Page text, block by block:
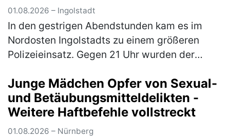
01.08.2026 – Ingolstadt
In den gestrigen Abendstunden kam es im
Nordosten Ingolstadts zu einem größeren
Polizeieinsatz. Gegen 21 Uhr wurden der
Schussgeräusche im Bereich der Kreuzung
Goethestraß…(mehr)
Junge Mädchen Opfer von Sexual-
und Betäubungsmitteldelikten -
Weitere Haftbefehle vollstreckt
01.08.2026 – Nürnberg